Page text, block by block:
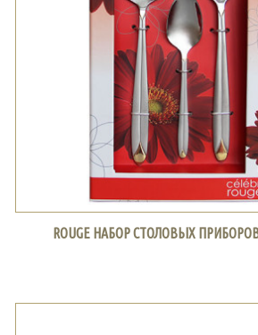
ROUGE НАБОР СТОЛОВЫХ ПРИБОРОВ